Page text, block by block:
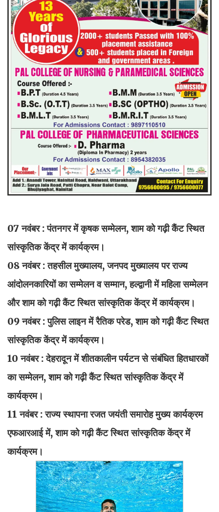
07 नवंबर : पंतनगर में कृषक सम्मेलन, शाम को गढ़ी कैंट स्थित
सांस्कृतिक केंद्र में कार्यक्रम।
08 नवंबर : तहसील मुख्यालय, जनपद मुख्यालय पर राज्य
आंदोलनकारियों का सम्मेलन व सम्मान, हल्द्वानी में महिला सम्मेलन
और शाम को गढ़ी कैंट स्थित सांस्कृतिक केंद्र में कार्यक्रम।
09 नवंबर : पुलिस लाइन में रैतिक परेड, शाम को गढ़ी कैंट स्थित
सांस्कृतिक केंद्र में कार्यक्रम।
10 नवंबर : देहरादून में शीतकालीन पर्यटन से संबंधित हितधारकों
का सम्मेलन, शाम को गढ़ी कैंट स्थित सांस्कृतिक केंद्र में
कार्यक्रम।
11 नवंबर : राज्य स्थापना रजत जयंती समारोह मुख्य कार्यक्रम
एफआरआई में, शाम को गढ़ी कैंट स्थित सांस्कृतिक केंद्र में
कार्यक्रम।